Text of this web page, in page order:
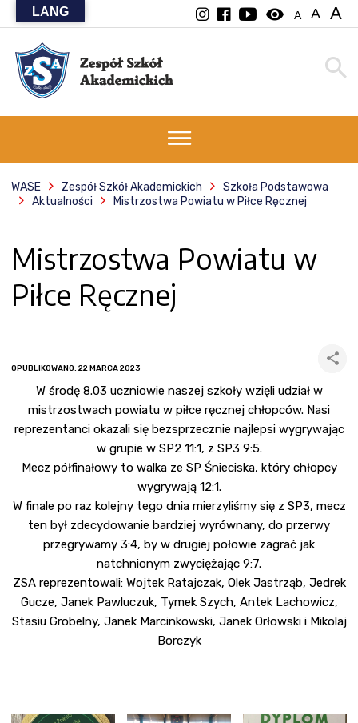
visibility A A A
WASE Zespół Szkół Akademickich
Szkoła Podstawowa
Aktualności
Mistrzostwa Powiatu w Piłce Ręcznej
Mistrzostwa Powiatu w
Piłce Ręcznej
OPUBLIKOWANO: 22 MARCA 2023
W środę 8.03 uczniowie naszej szkoły wzięli udział w
mistrzostwach powiatu w piłce ręcznej chłopców. Nasi
reprezentanci okazali się bezsprzecznie najlepsi wygrywając
w grupie w SP2 11:1, z SP3 9:5.
Mecz półfinałowy to walka ze SP Śnieciska, który chłopcy
wygrywają 12:1.
W finale po raz kolejny tego dnia mierzyliśmy się z SP3, mecz
ten był zdecydowanie bardziej wyrównany, do przerwy
przegrywamy 3:4, by w drugiej połowie zagrać jak
natchnionym zwyciężając 9:7.
ZSA reprezentowali: Wojtek Ratajczak, Olek Jastrząb, Jedrek
Gucze, Janek Pawluczuk, Tymek Szych, Antek Lachowicz,
Stasiu Grobelny, Janek Marcinkowski, Janek Orłowski i Mikolaj
Borczyk
LANG